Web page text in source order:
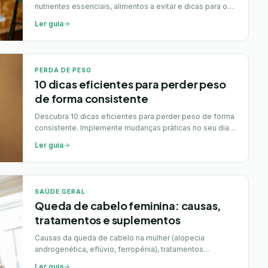
nutrientes essenciais, alimentos a evitar e dicas para o
Ler guia
PERDA DE PESO
10 dicas eficientes para perder peso
de forma consistente
Descubra 10 dicas eficientes para perder peso de forma
consistente. Implemente mudanças práticas no seu dia a
Ler guia
SAÚDE GERAL
Queda de cabelo feminina: causas,
tratamentos e suplementos
Causas da queda de cabelo na mulher (alopecia
androgenética, eflúvio, ferropénia), tratamentos